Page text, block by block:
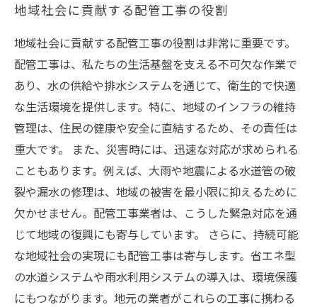
地域社会に貢献する配管工事の役割
地域社会に貢献する配管工事の役割は非常に重要です。
配管工事は、私たちの生活基盤を支える不可欠な作業で
あり、水の供給や排水システムを通じて、衛生的で快適
な生活環境を提供します。特に、地域のインフラの維持
管理は、住民の健康や安全に直結するため、その責任は
重大です。 また、災害時には、迅速な対応が求められる
こともあります。例えば、大雨や地震による水道管の破
裂や漏水の修理は、地域の被害を最小限に抑えるために
欠かせません。配管工事業者は、こうした緊急対応を通
じて地域の復興にも寄与しています。 さらに、持続可能
な地域社会の実現にも配管工事は寄与します。省エネ型
の水道システムや雨水利用システムの導入は、環境保護
にもつながります。地元の業者がこれらの工事に携わる